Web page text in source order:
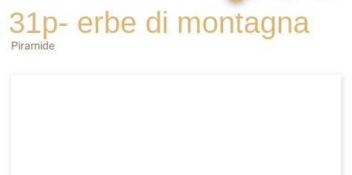
31p- erbe di montagna
Piramide